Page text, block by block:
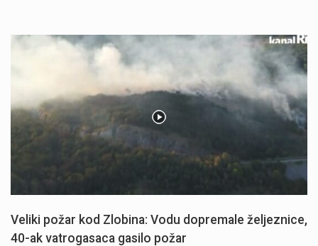
Veliki požar kod Zlobina: Vodu dopremale željeznice,
40-ak vatrogasaca gasilo požar